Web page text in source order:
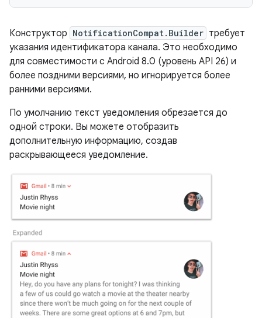
Конструктор NotificationCompat.Builder требует
указания идентификатора канала. Это необходимо
для совместимости с Android 8.0 (уровень API 26) и
более поздними версиями, но игнорируется более
ранними версиями.
По умолчанию текст уведомления обрезается до
одной строки. Вы можете отобразить
дополнительную информацию, создав
раскрывающееся уведомление.